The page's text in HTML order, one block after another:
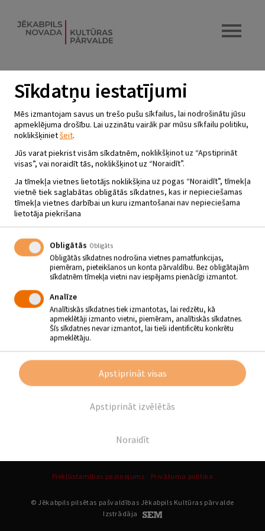
VASARAS SAULGRIEŽU UGUNS
RITUĀLS
22.06.2024
22.06.
Vasaras Saulgriežu uguns rituāls
Pieteikšanās līdz 19.jūnijam
SEKO MUMS
Piekļūstamības paziņojums Privātuma politika
© Jēkabpils pilsētas pašvaldības Jēkabpils Kultūras pārvalde
Izstrādāja
Sīkdatņu iestatījumi
Mēs izmantojam savus un trešo pušu sīkfailus, lai nodrošinātu jūsu
apmeklējuma drošību. Lai uzzinātu vairāk par mūsu sīkfailu politiku,
noklikšķinietšeit.
Jūs varat piekrist visām sīkdatnēm, noklikšķinot uz “Apstiprināt
visas”, vai noraidīt tās, noklikšķinot uz “Noraidīt”.
Ja tīmekļa vietnes lietotājs noklikšķina uz pogas “Noraidīt”, tīmekļa
vietnē tiek saglabātas obligātās sīkdatnes, kas ir nepieciešamas
tīmekļa vietnes darbībai un kuru izmantošanai nav nepieciešama
lietotāja piekrišana
Obligātās Obligāts
Obligātās sīkdatnes nodrošina vietnes pamatfunkcijas,
piemēram, pieteikšanos un konta pārvaldību. Bez obligātajām
sīkdatnēm tīmekļa vietni nav iespējams pienācīgi izmantot.
Analīze
Analītiskās sīkdatnes tiek izmantotas, lai redzētu, kā
apmeklētāji izmanto vietni, piemēram, analītiskās sīkdatnes.
Šīs sīkdatnes nevar izmantot, lai tieši identificētu konkrētu
apmeklētāju.
Noraidīt
Apstiprināt izvēlētās
Apstiprināt visas